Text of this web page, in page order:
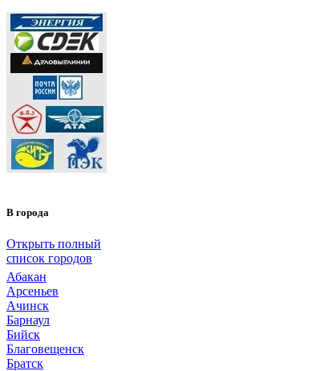
В города
Открыть полный
список городов
Абакан
Арсеньев
Ачинск
Барнаул
Бийск
Благовещенск
Братск